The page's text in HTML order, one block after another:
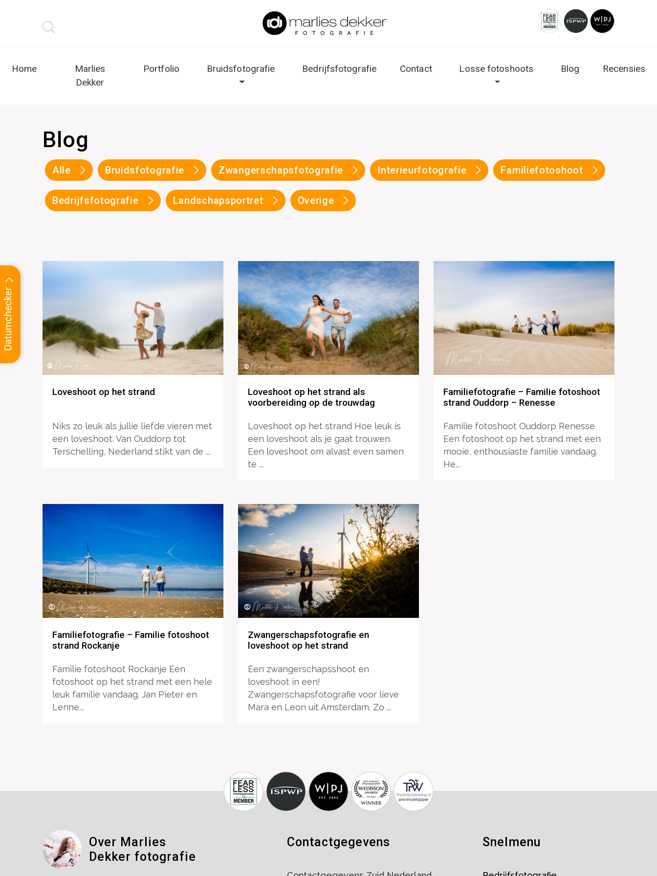
Home
Marlies
Dekker
Portfolio Bruidsfotografie Bedrijfsfotografie Contact Losse fotoshoots Blog Recensies
Blog
Alle Bruidsfotografie Zwangerschapsfotografie Interieurfotografie Familiefotoshoot
Bedrijfsfotografie Landschapsportret Overige
Loveshoot op het strand
Niks zo leuk als jullie liefde vieren met
een loveshoot. Van Ouddorp tot
Terschelling, Nederland stikt van de ...
Loveshoot op het strand als
voorbereiding op de trouwdag
Loveshoot op het strand Hoe leuk is
een loveshoot als je gaat trouwen.
Een loveshoot om alvast even samen
te ...
Familiefotografie – Familie fotoshoot
strand Ouddorp – Renesse
Familie fotoshoot Ouddorp Renesse
Een fotoshoot op het strand met een
mooie, enthousiaste familie vandaag.
He...
Familiefotografie – Familie fotoshoot
strand Rockanje
Familie fotoshoot Rockanje Een
fotoshoot op het strand met een hele
leuk familie vandaag. Jan Pieter en
Lenne...
Zwangerschapsfotografie en
loveshoot op het strand
Een zwangerschapsshoot en
loveshoot in een!
Zwangerschapsfotografie voor lieve
Mara en Leon uit Amsterdam. Zo ...
Over Marlies
Dekker fotografie
Contactgegevens Snelmenu